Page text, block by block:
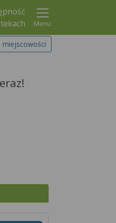
Menu
miejscowości